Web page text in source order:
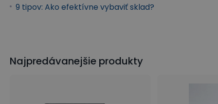
9 tipov: Ako efektívne vybaviť sklad?
Najpredávanejšie produkty